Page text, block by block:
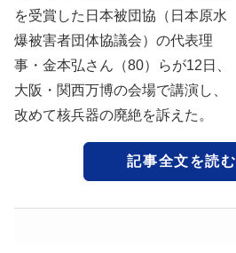
を受賞した日本被団協（日本原水
爆被害者団体協議会）の代表理
事・金本弘さん（80）らが12日、
大阪・関西万博の会場で講演し、
改めて核兵器の廃絶を訴えた。
記事全文を読む